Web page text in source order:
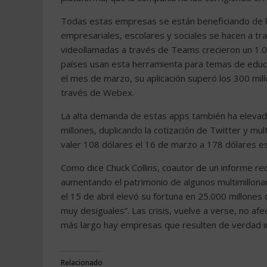
Todas estas empresas se están beneficiando
empresariales, escolares y sociales se hacen a
videollamadas a través de Teams crecieron un
países usan esta herramienta para temas de
el mes de marzo, su aplicación superó los 300
través de Webex.
La alta demanda de estas apps también ha
millones, duplicando la cotización de Twitter y
valer 108 dólares el 16 de marzo a 178 dólares
Como dice Chuck Collins, coautor de un informe
aumentando el patrimonio de algunos
el 15 de abril elevó su fortuna en 25.000
muy desiguales”. Las crisis, vuelve a verse, no
más largo hay empresas que resulten de verdad
Relacionado